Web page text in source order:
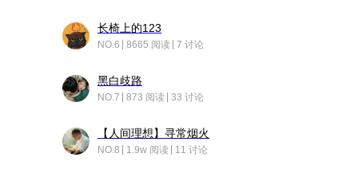
长椅上的123
NO.6 8665 阅读 7 讨论
黑白歧路
NO.7 873 阅读 33 讨论
【人间理想】寻常烟火
NO.8 1.9w 阅读 11 讨论